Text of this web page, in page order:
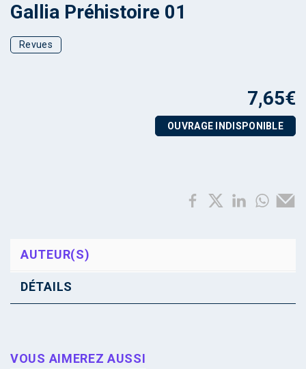
Gallia Préhistoire 01
Revues
7,65€
OUVRAGE INDISPONIBLE
AUTEUR(S)
DÉTAILS
VOUS AIMEREZ AUSSI